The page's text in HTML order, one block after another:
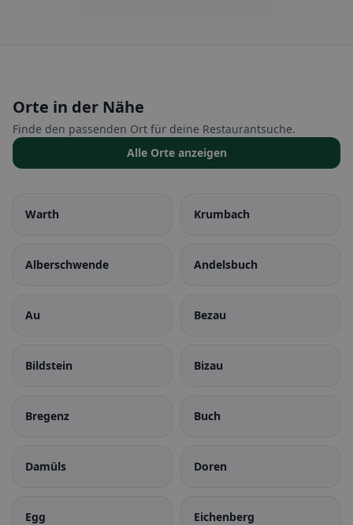
Orte in der Nähe
Finde den passenden Ort für deine Restaurantsuche.
Alle Orte anzeigen
Warth Krumbach
Alberschwende Andelsbuch
Au Bezau
Bildstein Bizau
Bregenz Buch
Damüls Doren
Egg Eichenberg